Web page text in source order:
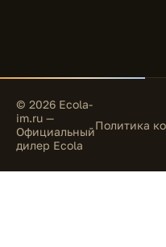
© 2026 Ecola-
im.ru —
Официальный
дилер Ecola
Политика